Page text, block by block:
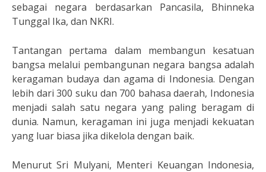
sebagai negara berdasarkan Pancasila, Bhinneka
Tunggal Ika, dan NKRI.
Tantangan pertama dalam membangun kesatuan
bangsa melalui pembangunan negara bangsa adalah
keragaman budaya dan agama di Indonesia. Dengan
lebih dari 300 suku dan 700 bahasa daerah, Indonesia
menjadi salah satu negara yang paling beragam di
dunia. Namun, keragaman ini juga menjadi kekuatan
yang luar biasa jika dikelola dengan baik.
Menurut Sri Mulyani, Menteri Keuangan Indonesia,